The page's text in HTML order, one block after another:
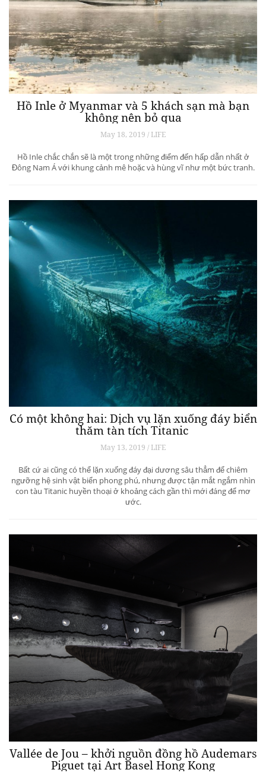
Hồ Inle ở Myanmar và 5 khách sạn mà bạn
không nên bỏ qua
May 18, 2019 / LIFE
Hồ Inle chắc chắn sẽ là một trong những điểm đến hấp dẫn nhất ở
Đông Nam Á với khung cảnh mê hoặc và hùng vĩ như một bức tranh.
Có một không hai: Dịch vụ lặn xuống đáy biển
thăm tàn tích Titanic
May 13, 2019 / LIFE
Bất cứ ai cũng có thể lặn xuống đáy đại dương sâu thẳm để chiêm
ngưỡng hệ sinh vật biển phong phú, nhưng được tận mắt ngắm nhìn
con tàu Titanic huyền thoại ở khoảng cách gần thì mới đáng để mơ
ước.
Vallée de Jou – khởi nguồn đồng hồ Audemars
Piguet tại Art Basel Hong Kong